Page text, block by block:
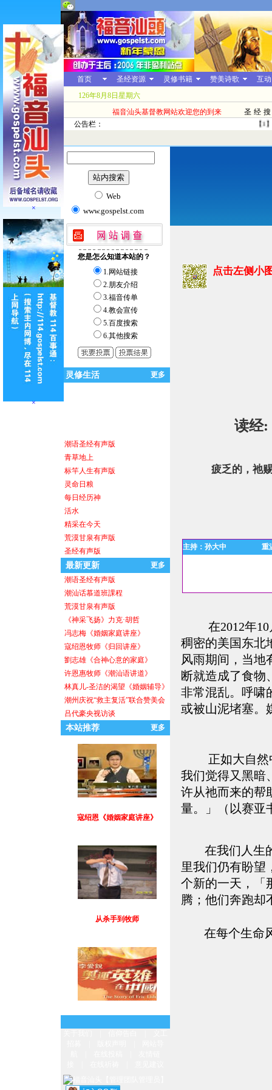
首页 圣经资源 灵修书籍 赞美诗歌
互
126年8月8日星期六
福音汕头基督教网站欢迎您的到来
圣经
公告栏：
【1
Web
www.gospelst.com
您是怎么知道本站的？
1.网站链接
2.朋友介绍
3.福音传单
4.教会宣传
5.百度搜索
6.其他搜索
灵修生活 更多
潮语圣经有声版
青草地上
标竿人生有声版
灵命日粮
每日经历神
活水
精采在今天
荒漠甘泉有声版
圣经有声版
最新更新
更多
潮语圣经有声版
潮汕话慕道班課程
荒漠甘泉有声版
《神采飞扬》力克·胡哲
冯志梅《婚姻家庭讲座》
寇绍恩牧师《归回讲座》
劉志雄《合神心意的家庭》
许恩惠牧师《潮汕语讲道》
林真儿-圣洁的渴望《婚姻辅导》
潮州庆祝“救主复活”联合赞美会
吕代豪央视访谈
本站推荐 更多
消防员
一代人的见证
点击左侧小
读经:
疲乏的，祂
主持：孙大中 重
在2012年10
稠密的美国东北
风雨期间，当地
断就造成了食物
非常混乱。呼啸
或被山泥堵塞。
正如大自
我们觉得又黑暗
许从祂而来的帮
量。」（以赛亚
在我们人生
里我们仍有盼望
个新的一天，「
腾；他们奔跑却
在每个生命
×
×